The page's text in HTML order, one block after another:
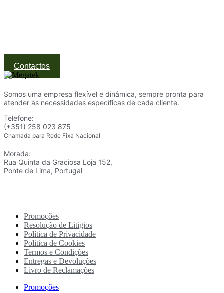
Contactos
Somos uma empresa flexível e dinâmica, sempre pronta para
atender às necessidades específicas de cada cliente.
Telefone:
(+351) 258 023 875
Chamada para Rede Fixa Nacional
Morada:
Rua Quinta da Graciosa Loja 152,
Ponte de Lima, Portugal
Promoções
Resolução de Litigios
Política de Privacidade
Politica de Cookies
Termos e Condições
Entregas e Devoluções
Livro de Reclamações
Promoções